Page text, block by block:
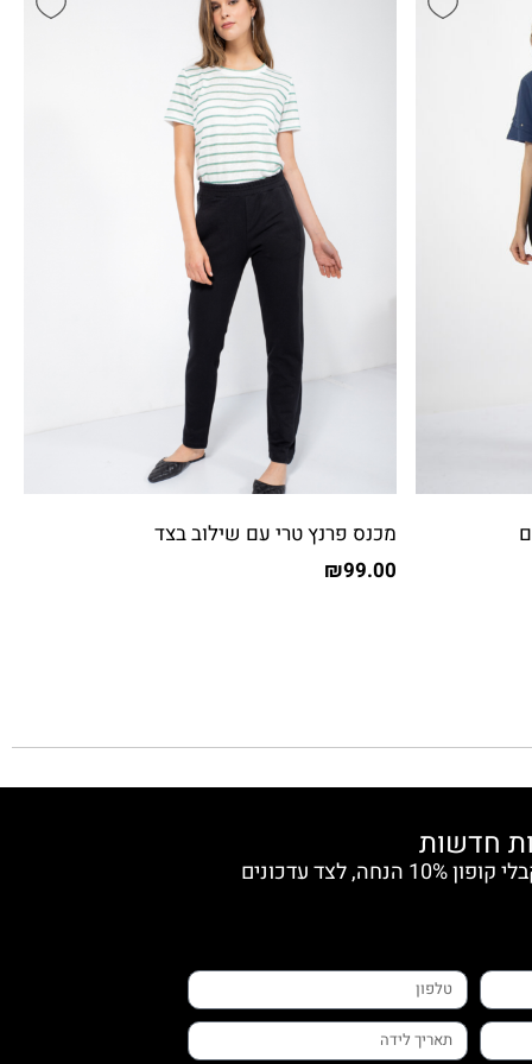
מכנס פרנץ טרי עם שילוב בצד
₪99.00
הצטרפי למועדון החברות וקבלי קופון 10% הנחה, לצד עדכונים